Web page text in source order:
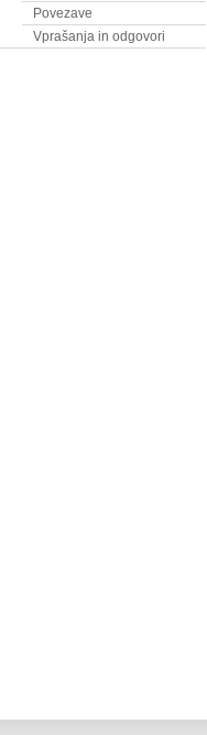
Povezave
Vprašanja in odgovori